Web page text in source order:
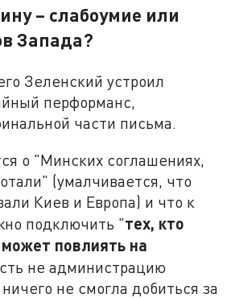
– слабоумие или
Запада?
Зеленский устроил
перформанс,
части письма.
о "Минских соглашениях,
(умалчивается, что
Киев и Европа) и что к
подключить "тех, кто
повлиять на
не администрацию
не смогла добиться за